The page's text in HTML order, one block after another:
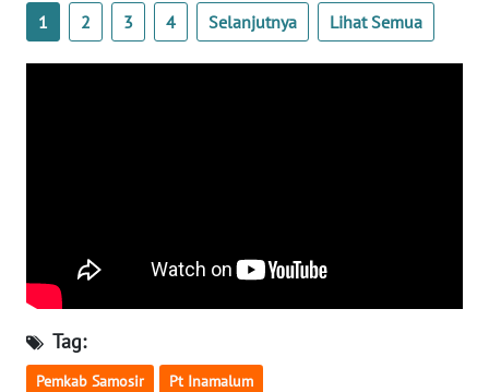
1 2 3 4 Selanjutnya Lihat Semua
Tag:
Pemkab Samosir Pt Inamalum
WN
TAPANULI
WN